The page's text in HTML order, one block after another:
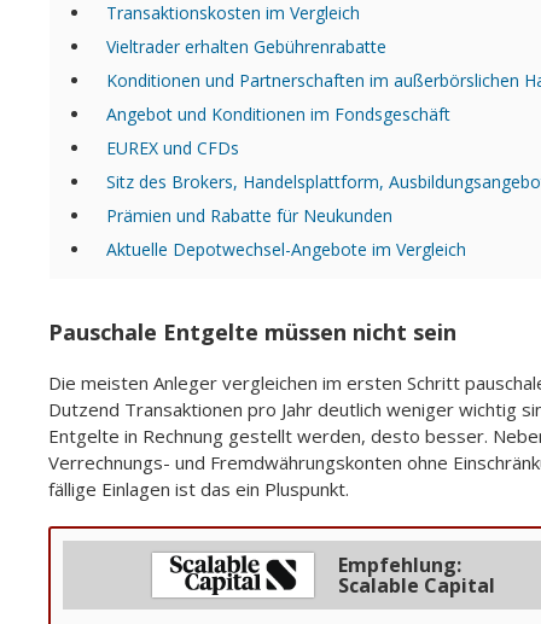
Transaktionskosten im Vergleich
Vieltrader erhalten Gebührenrabatte
Konditionen und Partnerschaften im außerbörslichen
Angebot und Konditionen im Fondsgeschäft
EUREX und CFDs
Sitz des Brokers, Handelsplattform,
Prämien und Rabatte für Neukunden
Aktuelle Depotwechsel-Angebote im Vergleich
Pauschale Entgelte müssen nicht sein
Die meisten Anleger vergleichen im ersten Schritt
Dutzend Transaktionen pro Jahr deutlich weniger wichtig
Entgelte in Rechnung gestellt werden, desto besser.
Verrechnungs- und Fremdwährungskonten ohne
fällige Einlagen ist das ein Pluspunkt.
Empfehlung:
Scalable Capital